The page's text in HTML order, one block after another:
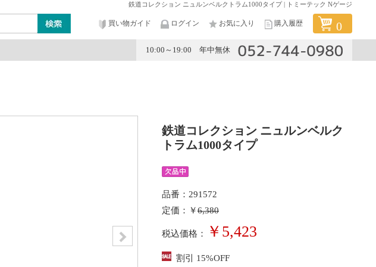
鉄道コレクション ニュルンベルクトラム1000タイプ | トミーテック Nゲージ
買い物ガイド ログイン お気に入り 購入履歴 0
10:00～19:00 年中無休
鉄道コレクション ニュルンベルク
トラム1000タイプ
品番：291572
定価：￥6,380
税込価格： ￥5,423
割引 15%OFF